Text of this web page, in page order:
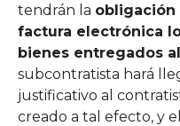
tendrán la
factura electrónica
bienes entregados
subcontratista hará
justificativo al
creado a tal efecto, y